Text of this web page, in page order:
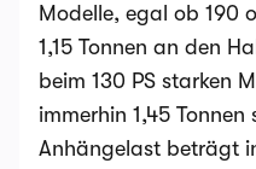
Modelle, egal ob 190
1,15 Tonnen an den
beim 130 PS starken
immerhin 1,45
Anhängelast beträgt